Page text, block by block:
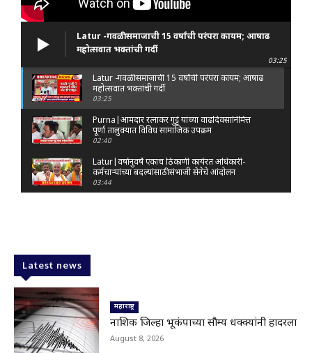
Latur -गवळी समाजाची 15 वर्षांची परंपरा कायम; आषाढ
महोत्सवात भक्तांची गर्दी
03:25
Latur -गवळी समाजाची 15 वर्षांची परंपरा कायम; आषाढ
महोत्सवात भक्तांची गर्दी
03:25
Purna|आमदार रत्नाकर गुट्टे यांच्या वाढदिवसानिमित्त
पूर्णा तालुक्यात विविध सामाजिक उपक्रम
02:40
Latur|वर्षानुवर्षे एकाच ठिकाणी कार्यरत अधिकारी-
कर्मचाऱ्यांच्या बदल्यांसाठी संभाजी सेनेचे आंदोलन
03:44
Solapur| मोहोळमध्ये संजय राऊत यांच्या प्रतिमेला
दुग्धाभिषेक
01:19
Latur|नांदेड–बिदर महामार्गावरील सिमेंट रस्त्याला मोठ्या
भेगा; अपघाताचा धोका
00:59
Latest news
महाराष्ट्र
नाशिक जिल्हा भूकंपाच्या सौम्य धक्क्यांनी हादरला
August 8, 2026